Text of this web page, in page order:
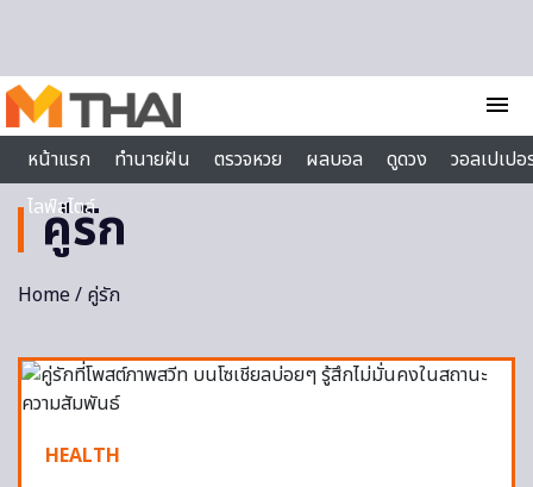
menu
หน้าแรก
ทำนายฝัน ตรวจหวย ผลบอล ดูดวง
วอลเปเป
ไลฟ์สไตล์
คู่รัก
Home/ คู่รัก
HEALTH